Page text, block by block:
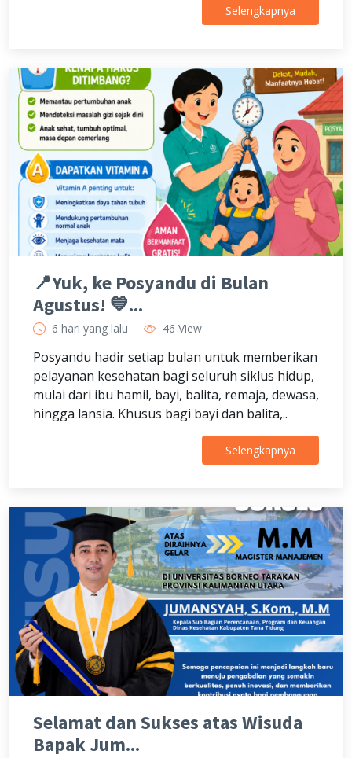
Selengkapnya
📍Yuk, ke Posyandu di Bulan
Agustus! 💙...
6 hari yang lalu 46 View
Posyandu hadir setiap bulan untuk memberikan
pelayanan kesehatan bagi seluruh siklus hidup,
mulai dari ibu hamil, bayi, balita, remaja, dewasa,
hingga lansia. Khusus bagi bayi dan balita,..
Selengkapnya
Selamat dan Sukses atas Wisuda
Bapak Jum...